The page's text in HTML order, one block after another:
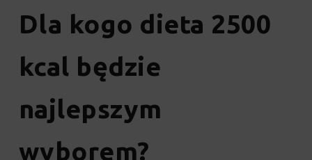
Dla kogo dieta 2500
kcal będzie
najlepszym
wyborem?